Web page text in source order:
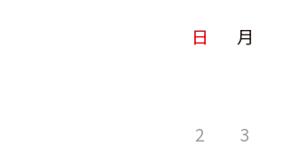
日 月
2
3